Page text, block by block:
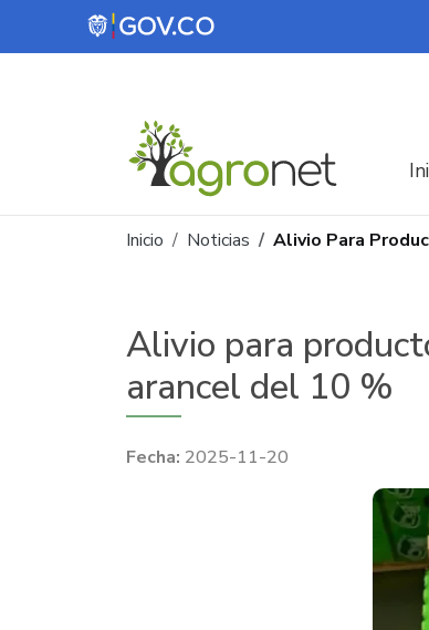
Pasar al contenido principal
Ruta de
Inicio Noticias Alivio Para
Alivio para
arancel del 10 %
2025-11-20